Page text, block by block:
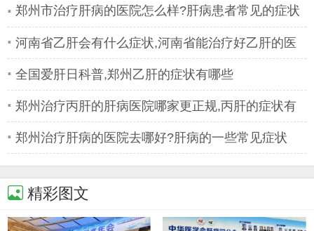
郑州市治疗肝病的医院怎么样?肝病患者常见的症状
有哪些
河南省乙肝会有什么症状,河南省能治疗好乙肝的医
院全国爱肝日科普,郑州乙肝的症状有哪些
郑州治疗丙肝的肝病医院哪家更正规,丙肝的症状有
哪些
郑州治疗肝病的医院去哪好?肝病的一些常见症状
精彩图文